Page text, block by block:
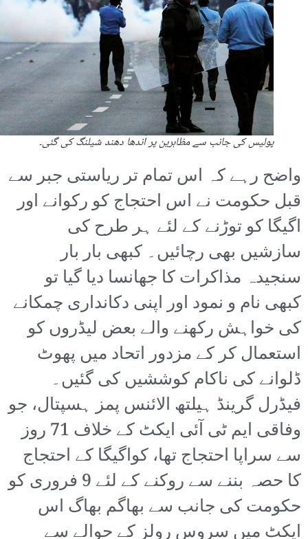
پولیس کی جانب سے مظاہرین پر اندھا دھند شیلنگ کی گئی۔
واضح رہے کہ اس تمام تر ریاستی جبر سے
قبل حکومت نے اس احتجاج کو رکوانے اور
اگیگا کو توڑنے کے لئے ہر طرح کی
سازشیں بھی رچائیں۔ کبھی بار بار
سنجیدہ مذاکرات کا جھانسا دیا گیا تو
کبھی نام و نمود اور اپنی دکانداری چمکانے
کی خواہش رکھنے والے بعض لیڈروں کو
استعمال کر کے مزدور اتحاد میں پھوٹ
ڈلوانے کی ناکام کوششیں کی گئیں۔
فیڈرل گرینڈ ہیلتھ الائنس پمز ہسپتال، جو
وفاقی ایم ٹی آئی ایکٹ کے خلاف 71 روز
سے سراپا احتجاج تھا، کواگیگا کے احتجاج
کا حصہ بننے سے روکنے کے لئے 9 فروری کو
حکومت کی جانب سے بھاگم بھاگ اس
ایکٹ میں سروس رولز کے حوالے سے